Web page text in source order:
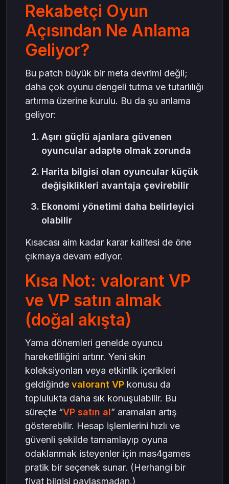
Rekabetçi Oyun
Açısından Ne Anlama
Geliyor?
Bu patch büyük bir meta devrimi değil;
daha çok oyunu dengeli tutma ve tutarlılığı
artırma üzerine kurulu. Bu da şu anlama
geliyor:
Aşırı güçlü ajanlara güvenen
oyuncular adapte olmak zorunda
Harita bilgisi olan oyuncular küçük
değişiklikleri avantaja çevirebilir
Ekonomi yönetimi daha belirleyici
olabilir
Kısacası aim kadar karar kalitesi de öne
çıkmaya devam ediyor.
Kısa Not: valorant VP
ve VP satın almak
(doğal akışta)
Yama dönemleri genelde oyuncu
hareketliliğini artırır. Yeni skin
koleksiyonları veya etkinlik içerikleri
geldiğinde valorant VP konusu da
toplulukta daha sık konuşulabilir. Bu
süreçte “VP satın al” aramaları artış
gösterebilir. Hesap işlemlerini hızlı ve
güvenli şekilde tamamlayıp oyuna
odaklanmak isteyenler için mas4games
pratik bir seçenek sunar. (Herhangi bir
fiyat bilgisi paylaşmadan.)